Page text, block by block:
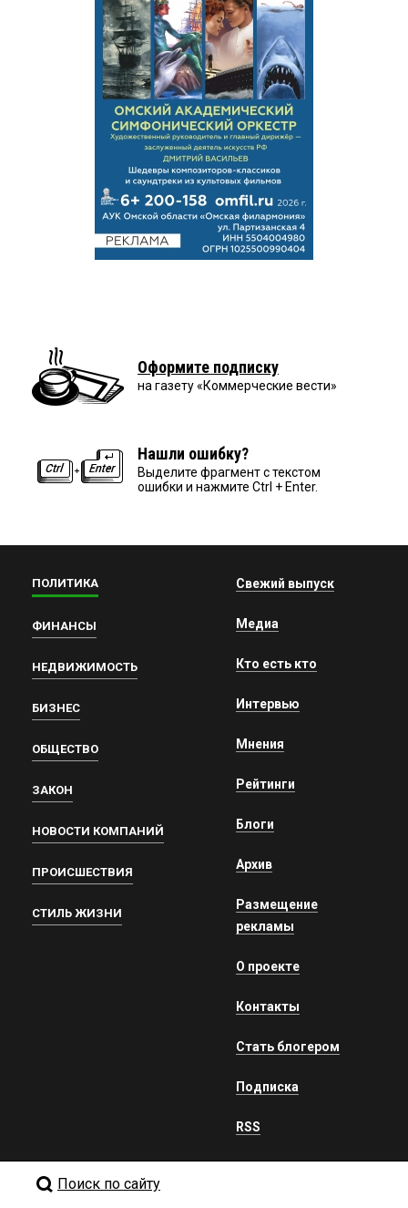
Оформите подписку
на газету «Коммерческие вести»
Нашли ошибку?
Выделите фрагмент с текстом
ошибки и нажмите Ctrl + Enter.
ПОЛИТИКА
ФИНАНСЫ
НЕДВИЖИМОСТЬ
БИЗНЕС
ОБЩЕСТВО
ЗАКОН
НОВОСТИ КОМПАНИЙ
ПРОИСШЕСТВИЯ
СТИЛЬ ЖИЗНИ
Свежий выпуск
Медиа
Кто есть кто
Интервью
Мнения
Рейтинги
Блоги
Архив
Размещение
рекламы
О проекте
Контакты
Стать блогером
Подписка
RSS
Поиск по сайту